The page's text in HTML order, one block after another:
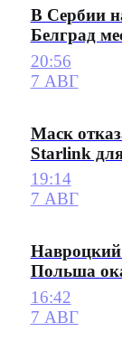
В Сербии
Белград
20:56
7 АВГ
Маск
Starlink
19:14
7 АВГ
Польша
16:42
7 АВГ